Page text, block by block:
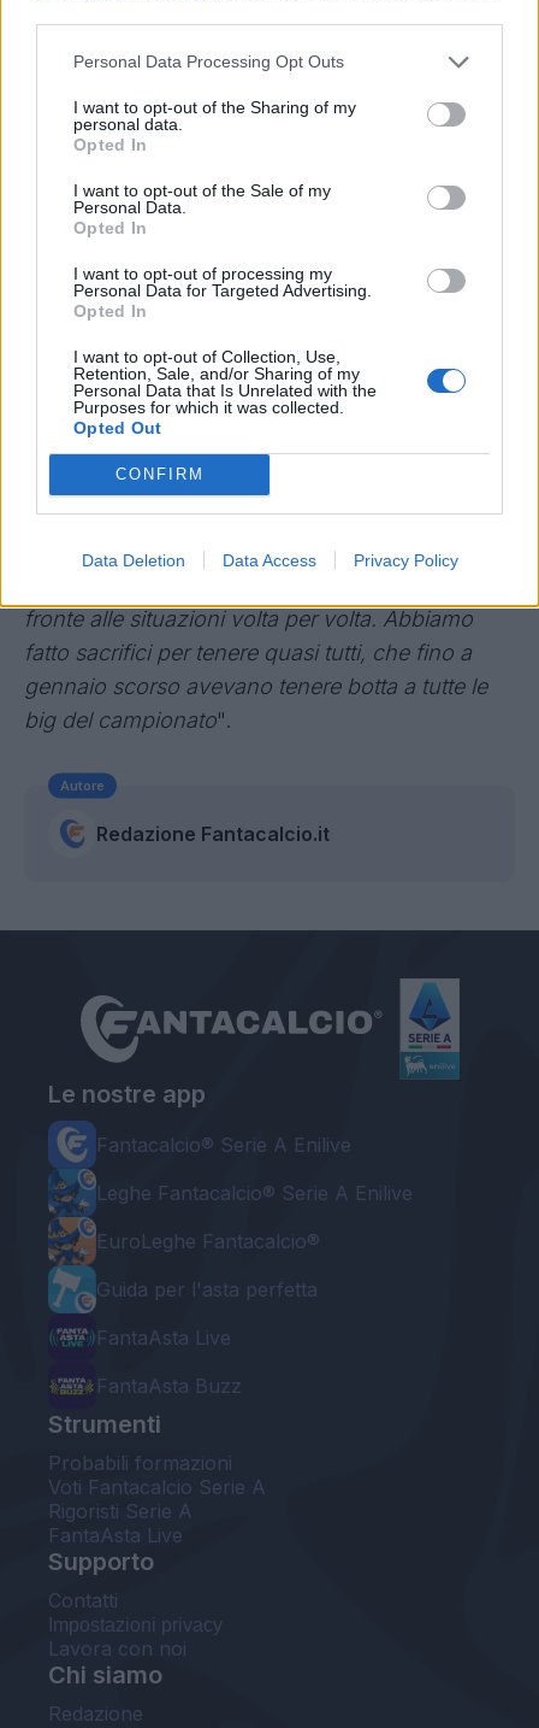
Personal Data Processing Opt Outs
I want to opt-out of the Sharing of my
personal data.
Opted In
I want to opt-out of the Sale of my
Personal Data.
Opted In
I want to opt-out of processing my
Personal Data for Targeted Advertising.
Opted In
I want to opt-out of Collection, Use,
Retention, Sale, and/or Sharing of my
Personal Data that Is Unrelated with the
Purposes for which it was collected.
Opted Out
CONFIRM
Data Deletion Data Access Privacy Policy
stato detto è ormai passato, siamo pronti ad
affrontare il presente. Babacar è un valore
importante come tutti quelli che fanno parte della
rosa. Quando sarà chiamato in causa si rivelerà
all’altezza di una Fiorentina attrezzata bene".
per me era giallo per simulazione del bosniaco.
Dzeko è un attaccante che spesso si butta in
area basti guardare alla gara con la Samp.
Dispiace che la nostra vittoria sia passato in
secondo piano ".
RINNOVO RODRIGUEZ- "Mercato? Abbiamo
ancora le scorie di quello estivo. Il rinnovo di
Gonzalo? Abbiamo un appuntamento tra circa
un mese con il suo procuratore, poi penseremo
fronte alle situazioni volta per volta. Abbiamo
fatto sacrifici per tenere quasi tutti, che fino a
gennaio scorso avevano tenere botta a tutte le
big del campionato".
Autore
Redazione Fantacalcio.it
Le nostre app
Fantacalcio® Serie A Enilive
Leghe Fantacalcio® Serie A Enilive
EuroLeghe Fantacalcio®
Guida per l'asta perfetta
FantaAsta Live
FantaAsta Buzz
Strumenti
Probabili formazioni
Voti Fantacalcio Serie A
Rigoristi Serie A
FantaAsta Live
Supporto
Contatti
Impostazioni privacy
Lavora con noi
Chi siamo
Redazione